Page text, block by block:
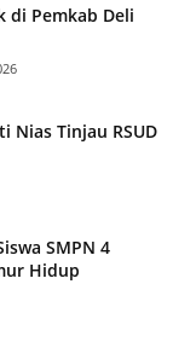
di Pemkab Deli
Nias Tinjau RSUD
SMPN 4
Hidup